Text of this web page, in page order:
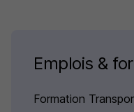
Emplois &
Formation